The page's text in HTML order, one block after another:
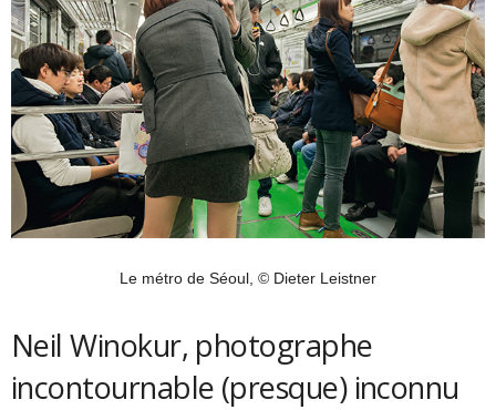
Le métro de Séoul, © Dieter Leistner
Neil Winokur, photographe
incontournable (presque) inconnu